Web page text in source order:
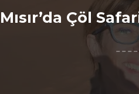
Mısır’da Çöl